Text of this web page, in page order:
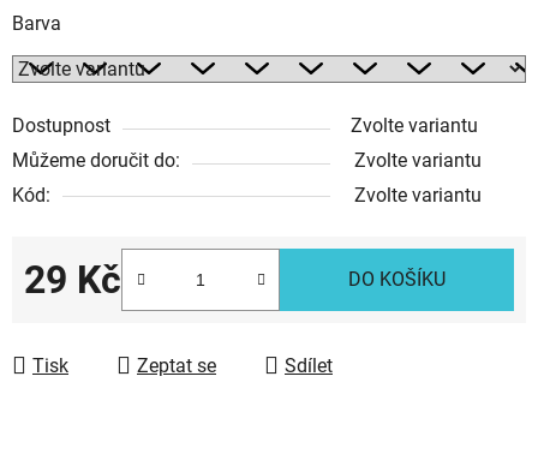
Barva
Dostupnost
Zvolte variantu
Můžeme doručit do:
Zvolte variantu
Kód:
Zvolte variantu
29 Kč
Měrná cena:
DO KOŠÍKU
Tisk Zeptat se Sdílet